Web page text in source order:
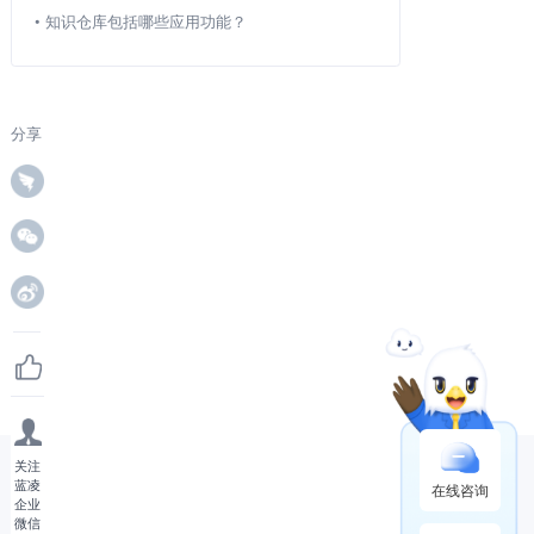
• 知识仓库包括哪些应用功能？
分享
关注
蓝凌
企业
微信
在线咨询